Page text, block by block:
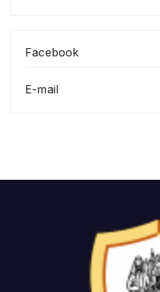
Facebook
E-mail